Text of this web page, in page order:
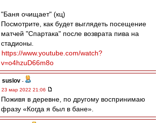
"Баня очищает" (кц)
Посмотрите, как будет выглядеть посещение
матчей "Спартака" после возврата пива на
стадионы.
https://www.youtube.com/watch?
v=o4hzuD66m8o
suslov -
23 мар 2022 21:06
Поживя в деревне, по другому воспринимаю
фразу «Когда я был в бане».